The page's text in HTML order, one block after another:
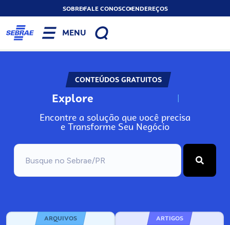
SOBREFALE CONOSCOENDEREÇOS
MENU
CONTEÚDOS GRATUITOS
Explore N
Encontre a solução que você precisa
e Transforme Seu Negócio
ARQUIVOS ARTIGOS